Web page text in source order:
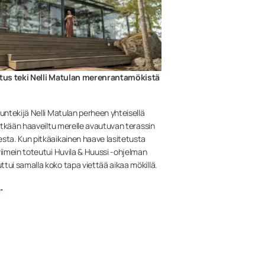
teki Nelli Matulan merenrantamökistä
Nelli Matulan perheen yhteisellä
haaveiltu merelle avautuvan terassin
Kun pitkäaikainen haave lasitetusta
toteutui Huvila & Huussi -ohjelman
samalla koko tapa viettää aikaa mökillä.